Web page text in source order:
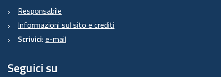
Responsabile
Informazioni sul sito e crediti
Scrivici: e-mail
Seguici su